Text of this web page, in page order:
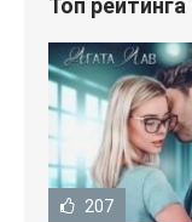
Топ рейтинга
207